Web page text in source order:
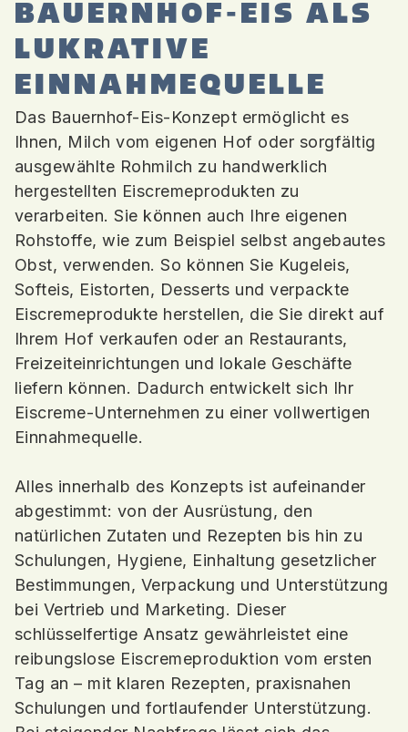
BAUERNHOF-EIS ALS
LUKRATIVE
EINNAHMEQUELLE
Das Bauernhof-Eis-Konzept ermöglicht es
Ihnen, Milch vom eigenen Hof oder sorgfältig
ausgewählte Rohmilch zu handwerklich
hergestellten Eiscremeprodukten zu
verarbeiten. Sie können auch Ihre eigenen
Rohstoffe, wie zum Beispiel selbst angebautes
Obst, verwenden. So können Sie Kugeleis,
Softeis, Eistorten, Desserts und verpackte
Eiscremeprodukte herstellen, die Sie direkt auf
Ihrem Hof ​​verkaufen oder an Restaurants,
Freizeiteinrichtungen und lokale Geschäfte
liefern können. Dadurch entwickelt sich Ihr
Eiscreme-Unternehmen zu einer vollwertigen
Einnahmequelle.
Alles innerhalb des Konzepts ist aufeinander
abgestimmt: von der Ausrüstung, den
natürlichen Zutaten und Rezepten bis hin zu
Schulungen, Hygiene, Einhaltung gesetzlicher
Bestimmungen, Verpackung und Unterstützung
bei Vertrieb und Marketing. Dieser
schlüsselfertige Ansatz gewährleistet eine
reibungslose Eiscremeproduktion vom ersten
Tag an – mit klaren Rezepten, praxisnahen
Schulungen und fortlaufender Unterstützung.